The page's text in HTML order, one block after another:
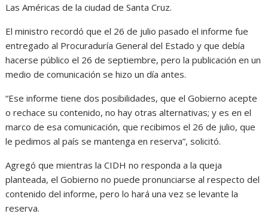
Las Américas de la ciudad de Santa Cruz.
El ministro recordó que el 26 de julio pasado el informe fue
entregado al Procuraduría General del Estado y que debía
hacerse público el 26 de septiembre, pero la publicación en un
medio de comunicación se hizo un día antes.
“Ese informe tiene dos posibilidades, que el Gobierno acepte
o rechace su contenido, no hay otras alternativas; y es en el
marco de esa comunicación, que recibimos el 26 de julio, que
le pedimos al país se mantenga en reserva”, solicitó.
Agregó que mientras la CIDH no responda a la queja
planteada, el Gobierno no puede pronunciarse al respecto del
contenido del informe, pero lo hará una vez se levante la
reserva.